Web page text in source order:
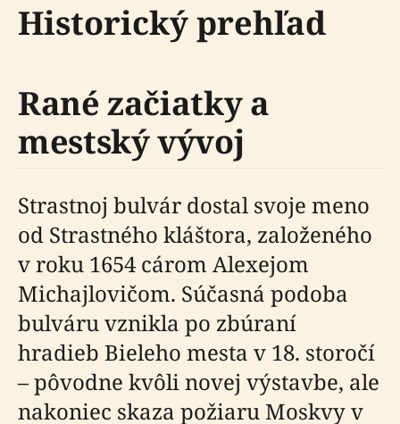
Historický prehľad
Rané začiatky a
mestský vývoj
Strastnoj bulvár dostal svoje meno
od Strastného kláštora, založeného
v roku 1654 cárom Alexejom
Michajlovičom. Súčasná podoba
bulváru vznikla po zbúraní
hradieb Bieleho mesta v 18. storočí
– pôvodne kvôli novej výstavbe, ale
nakoniec skaza požiaru Moskvy v